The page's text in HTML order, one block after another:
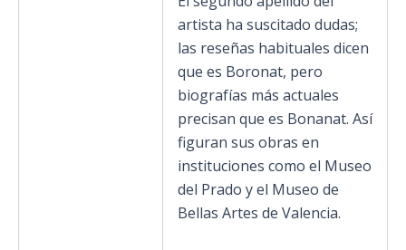
artista ha suscitado dudas;
las reseñas habituales dicen
que es Boronat, pero
biografías más actuales
precisan que es Bonanat. Así
figuran sus obras en
instituciones como el Museo
del Prado y el Museo de
Bellas Artes de Valencia.